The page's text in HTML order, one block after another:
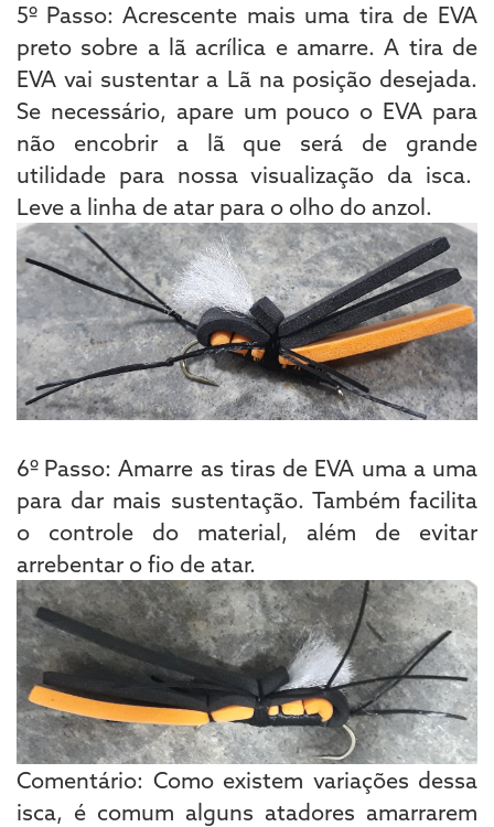
5º Passo: Acrescente mais uma tira de EVA
preto sobre a lã acrílica e amarre. A tira de
EVA vai sustentar a Lã na posição desejada.
Se necessário, apare um pouco o EVA para
não encobrir a lã que será de grande
utilidade para nossa visualização da isca.
Leve a linha de atar para o olho do anzol.
6º Passo: Amarre as tiras de EVA uma a uma
para dar mais sustentação. Também facilita
o controle do material, além de evitar
arrebentar o fio de atar.
Comentário: Como existem variações dessa
isca, é comum alguns atadores amarrarem